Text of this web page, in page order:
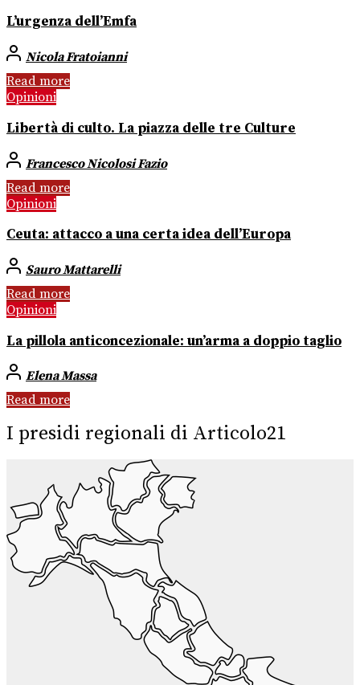
L’urgenza dell’Emfa
Nicola Fratoianni
Read more
Opinioni
Libertà di culto. La piazza delle tre Culture
Francesco Nicolosi Fazio
Read more
Opinioni
Ceuta: attacco a una certa idea dell’Europa
Sauro Mattarelli
Read more
Opinioni
La pillola anticoncezionale: un’arma a doppio taglio
Elena Massa
Read more
I presidi regionali di Articolo21